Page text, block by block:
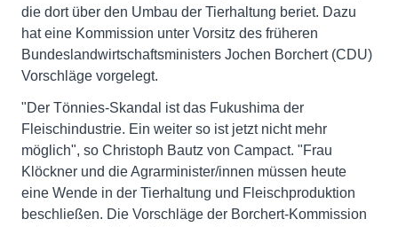
die dort über den Umbau der Tierhaltung beriet. Dazu
hat eine Kommission unter Vorsitz des früheren
Bundeslandwirtschaftsministers Jochen Borchert (CDU)
Vorschläge vorgelegt.
"Der Tönnies-Skandal ist das Fukushima der
Fleischindustrie. Ein weiter so ist jetzt nicht mehr
möglich", so Christoph Bautz von Campact. "Frau
Klöckner und die Agrarminister/innen müssen heute
eine Wende in der Tierhaltung und Fleischproduktion
beschließen. Die Vorschläge der Borchert-Kommission